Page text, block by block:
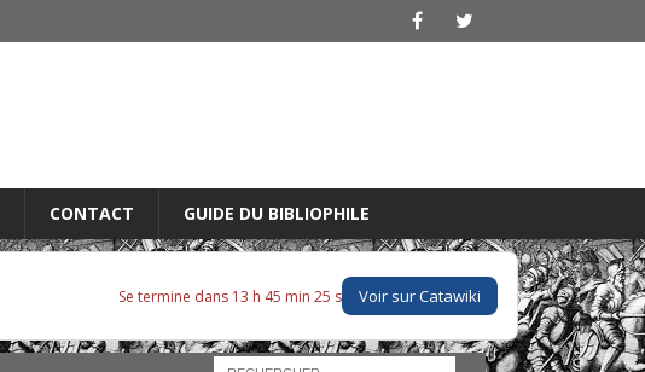
CONTACT GUIDE DU BIBLIOPHILE
Se termine dans 13 h 45 min 24 s Voir sur Catawiki